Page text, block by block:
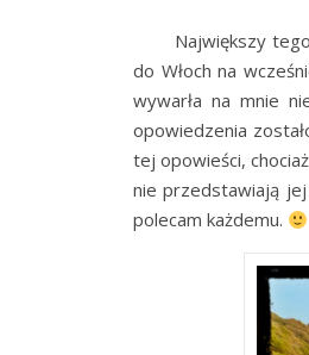
Największy
do Włoch na
wywarła na mnie
opowiedzenia
tej opowieści,
nie przedstawiają
polecam każdemu.